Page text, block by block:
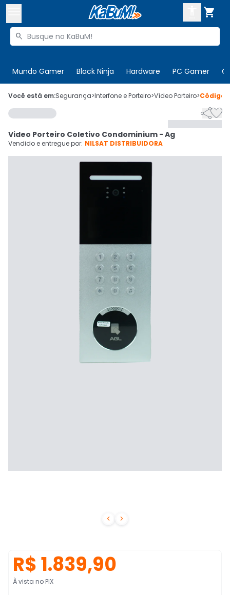

Buscar produtos

Mundo Gamer Black Ninja Hardware PC Gamer
 Olá. Acesse sua conta
 Departamentos
Cupons
Ativar tradutor em libras
CADASTRE-SE
Você está em:Segurança>Interfone e Porteiro>Vídeo Porteiro>Código
 

Video Porteiro Coletivo Condominium - Ag
Vendido e entregue por: NILSAT DISTRIBUIDORA
R$ 1.839,90
À vista no PIX